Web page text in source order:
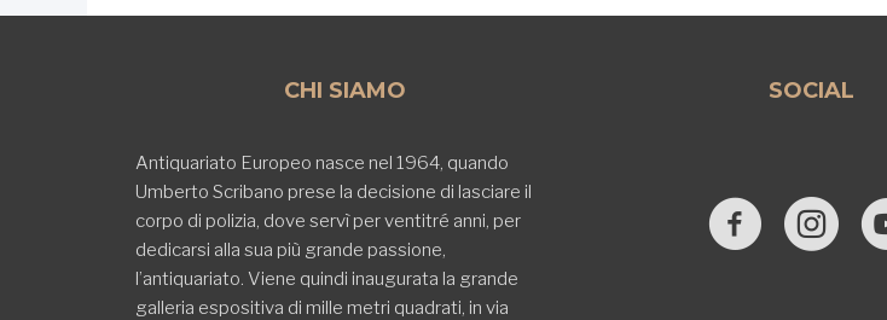
CHI SIAMO
Antiquariato Europeo nasce nel 1964, quando
Umberto Scribano prese la decisione di lasciare il
corpo di polizia, dove servì per ventitré anni, per
dedicarsi alla sua più grande passione,
l’antiquariato. Viene quindi inaugurata la grande
galleria espositiva di mille metri quadrati, in via
SOCIAL